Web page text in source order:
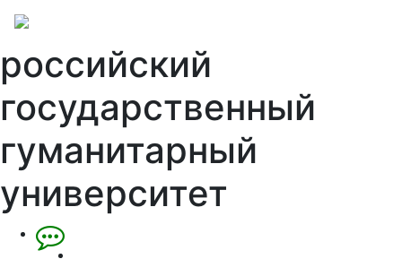
российский
государственный
гуманитарный
университет